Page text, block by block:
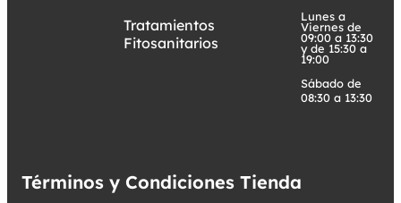
Tratamientos
Fitosanitarios
Lunes a
Viernes de
09:00 a 13:30
y de 15:30 a
19:00
Sábado de
08:30 a 13:30
Términos y Condiciones Tienda